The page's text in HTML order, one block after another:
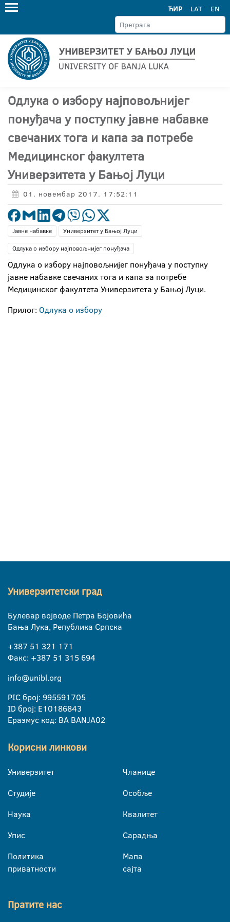
ЋИР LAT EN
Одлука о избору најповољнијег
понуђача у поступку јавне набавке
свечаних тога и капа за потребе
Медицинског факултета
Универзитета у Бањој Луци
01. новембар 2017. 17:52:11
Јавне набавке
Универзитет у Бањој Луци
Одлука о избору најповољнијег понуђача
Одлука о избору најповољнијег понуђача у поступку
јавне набавке свечаних тога и капа за потребе
Медицинског факултета Универзитета у Бањој Луци.
Прилог: Одлука о избору
Универзитетски град
Булевар војводе Петра Бојовића
Бања Лука, Република Српска
+387 51 321 171
Факс: +387 51 315 694
info@unibl.org
PIC број: 995591705
ID број: E10186843
Еразмус код: BA BANJA02
Корисни линкови
Универзитет
Студије
Наука
Упис
Политика
приватности
Чланице
Особље
Квалитет
Сарадња
Мапа
сајта
Пратите нас